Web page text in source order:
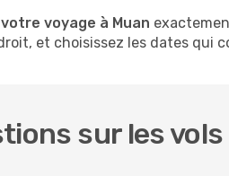
voyage à Muan
et choisissez les dates qui
sur les